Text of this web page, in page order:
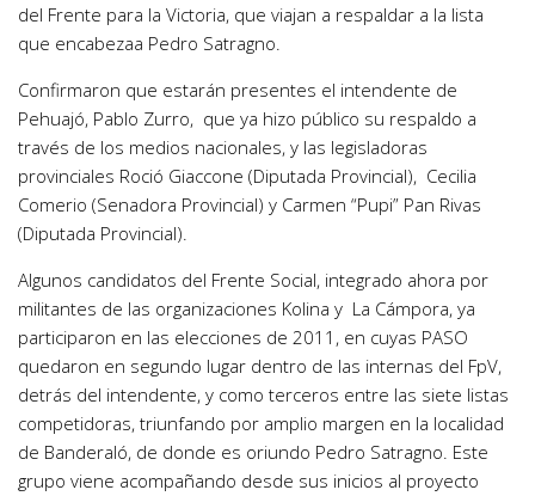
del Frente para la Victoria, que viajan a respaldar a la lista
que encabezaa Pedro Satragno.
Confirmaron que estarán presentes el intendente de
Pehuajó, Pablo Zurro, que ya hizo público su respaldo a
través de los medios nacionales, y las legisladoras
provinciales Roció Giaccone (Diputada Provincial), Cecilia
Comerio (Senadora Provincial) y Carmen “Pupi” Pan Rivas
(Diputada Provincial).
Algunos candidatos del Frente Social, integrado ahora por
militantes de las organizaciones Kolina y La Cámpora, ya
participaron en las elecciones de 2011, en cuyas PASO
quedaron en segundo lugar dentro de las internas del FpV,
detrás del intendente, y como terceros entre las siete listas
competidoras, triunfando por amplio margen en la localidad
de Banderaló, de donde es oriundo Pedro Satragno. Este
grupo viene acompañando desde sus inicios al proyecto